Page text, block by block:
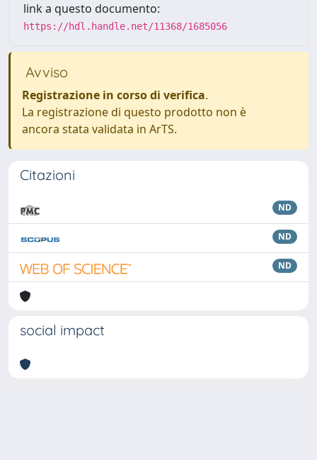
link a questo documento:
https://hdl.handle.net/11368/1685056
Avviso
Registrazione in corso di verifica.
La registrazione di questo prodotto non è
ancora stata validata in ArTS.
Citazioni
ND
ND
ND
social impact